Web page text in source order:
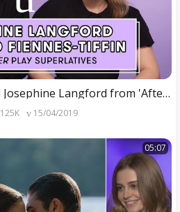
Hero Fiennes-Tiffin and Josephine Langford from 'After' Reveal Who's the Biggest Romantic and More
125K 15/04/2019
05:07